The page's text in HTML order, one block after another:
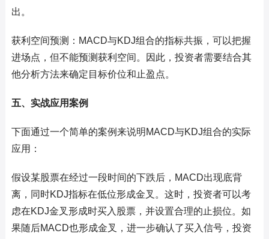
出。
获利空间预测：MACD与KDJ组合的指标共振，可以把握
进场点，但不能预测获利空间。因此，投资者需要结合其
他分析方法来确定目标价位和止盈点。
五、实战应用案例
下面通过一个简单的案例来说明MACD与KDJ组合的实际
应用：
假设某股票在经过一段时间的下跌后，MACD出现底背
离，同时KDJ指标在低位形成金叉。这时，投资者可以考
虑在KDJ金叉形成时买入股票，并设置合理的止损位。如
果随后MACD也形成金叉，进一步确认了买入信号，投资